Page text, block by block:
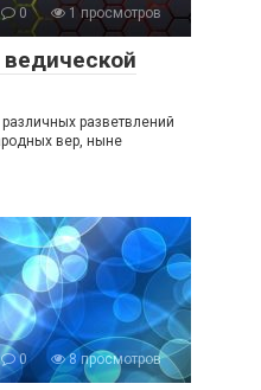
0 1 просмотров
разветвлений
вер, ныне
0 8 просмотров